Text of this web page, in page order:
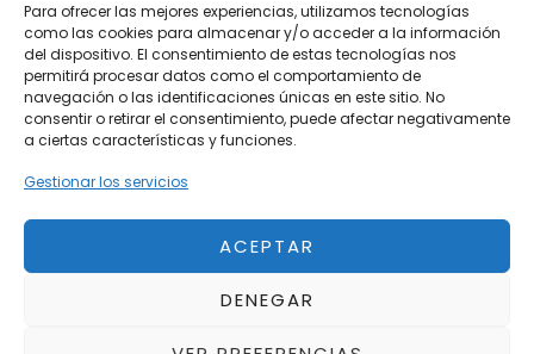
Para ofrecer las mejores experiencias, utilizamos tecnologías
como las cookies para almacenar y/o acceder a la información
del dispositivo. El consentimiento de estas tecnologías nos
permitirá procesar datos como el comportamiento de
navegación o las identificaciones únicas en este sitio. No
consentir o retirar el consentimiento, puede afectar negativamente
a ciertas características y funciones.
Gestionar los servicios
ACEPTAR
DENEGAR
Exclusive Top Cars 2026
Del 02/10/2026 al 05/10/2026
autoClássico Porto 2026
Del 02/10/2026 al 05/10/2026
Política de Privacidad